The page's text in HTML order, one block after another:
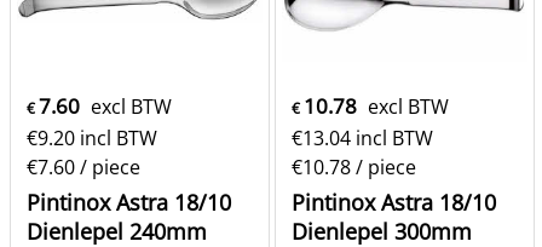
€7.60 excl BTW
€9.20 incl BTW
€7.60/ piece
Pintinox Astra 18/10
Dienlepel 240mm
€ 10.78 excl BTW
€13.04 incl BTW
€10.78/ piece
Pintinox Astra 18/10
Dienlepel 300mm